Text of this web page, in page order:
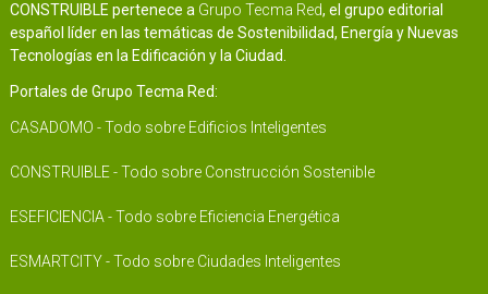
CONSTRUIBLE pertenece a Grupo Tecma Red, el grupo editorial
español líder en las temáticas de Sostenibilidad, Energía y Nuevas
Tecnologías en la Edificación y la Ciudad.
Portales de Grupo Tecma Red:
CASADOMO - Todo sobre Edificios Inteligentes
CONSTRUIBLE - Todo sobre Construcción Sostenible
ESEFICIENCIA - Todo sobre Eficiencia Energética
ESMARTCITY - Todo sobre Ciudades Inteligentes